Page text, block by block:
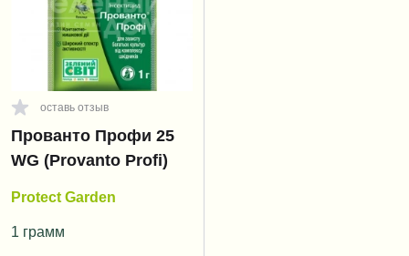
оставь отзыв
Прованто Профи 25
WG (Provanto Profi)
Protect Garden
1 грамм